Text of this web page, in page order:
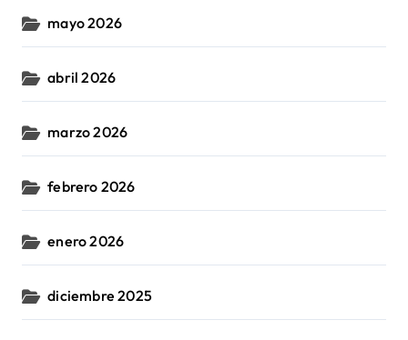
mayo 2026
abril 2026
marzo 2026
febrero 2026
enero 2026
diciembre 2025